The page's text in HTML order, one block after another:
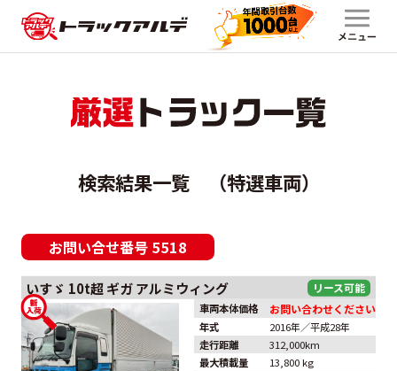
検索結果一覧 （特選車両）
お問い合せ番号5518
いすゞ 10t超 ギガ アルミウィング
車両本体価格 お問い合わせください
年式
2016年／平成28年
走行距離
312,000km
最大積載量
13,800 kg